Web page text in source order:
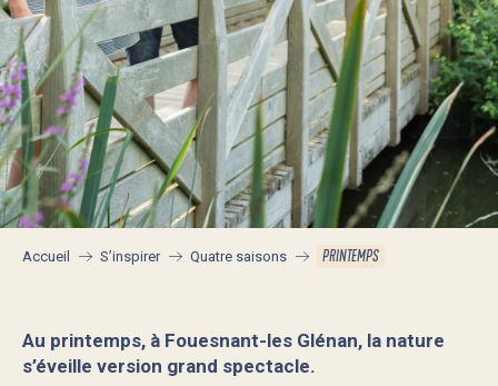
Accueil S’inspirer Quatre saisons PRINTEMPS
Au printemps, à Fouesnant-les Glénan, la nature
s’éveille version grand spectacle.